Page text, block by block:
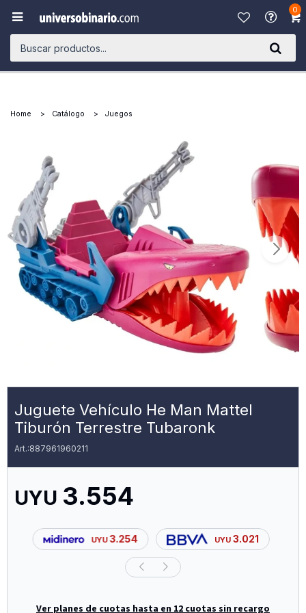
0

Home Catálogo Juegos
Juguete Vehículo He Man Mattel
Tiburón Terrestre Tubaronk
887961960211
UYU 3.554
UYU 3.254 UYU 3.021
Ver planes de cuotas hasta en 12 cuotas sin recargo